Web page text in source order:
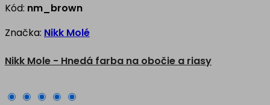
Kód: nm_brown
Značka: Nikk Molé
Nikk Mole - Hnedá farba na obočie a riasy